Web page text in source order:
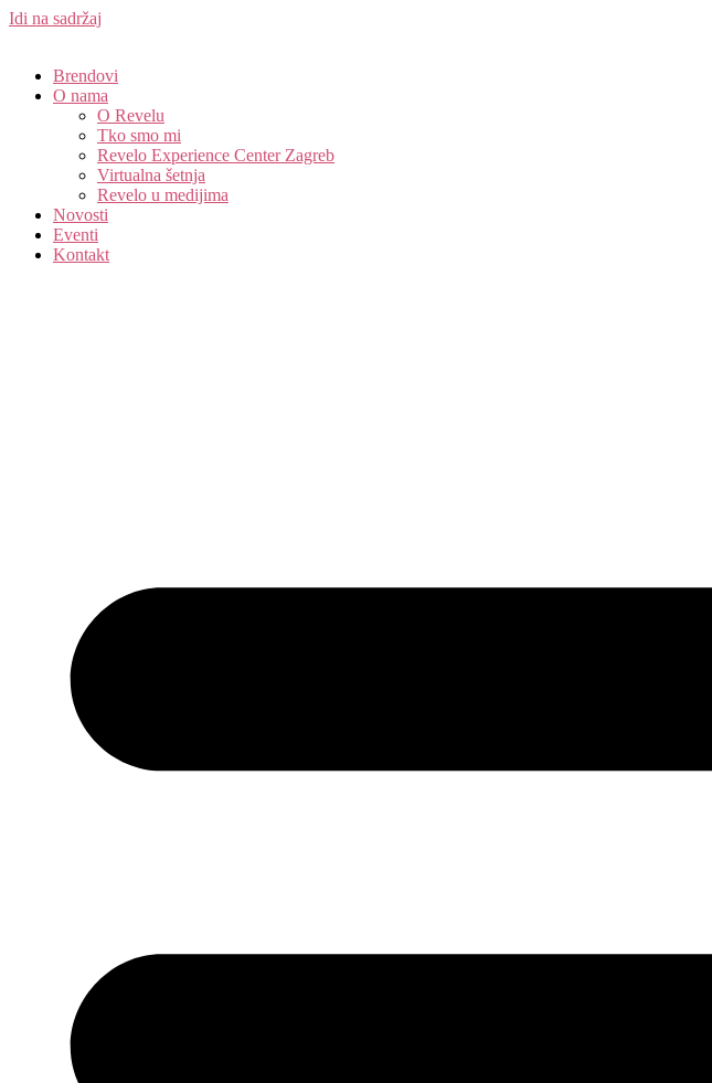
Idi na sadržaj
Brendovi
O nama
O Revelu
Tko smo mi
Revelo Experience Center Zagreb
Virtualna šetnja
Revelo u medijima
Novosti
Eventi
Kontakt